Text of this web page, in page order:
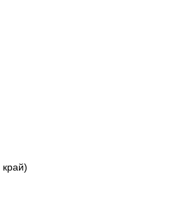
край)